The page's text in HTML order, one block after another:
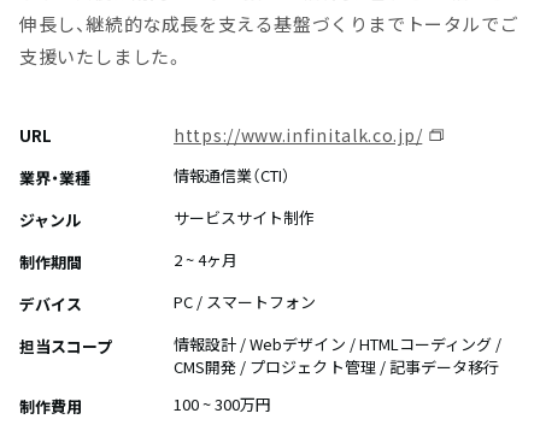
伸長し、継続的な成長を支える基盤づくりまでトータルでご
支援いたしました。
URL https://www.infinitalk.co.jp/
業界・業種
情報通信業（CTI）
ジャンル
サービスサイト制作
制作期間
2 ~ 4ヶ月
デバイス
PC / スマートフォン
担当スコープ
情報設計 / Webデザイン / HTMLコーディング /
CMS開発 / プロジェクト管理 / 記事データ移行
制作費用
100 ~ 300万円